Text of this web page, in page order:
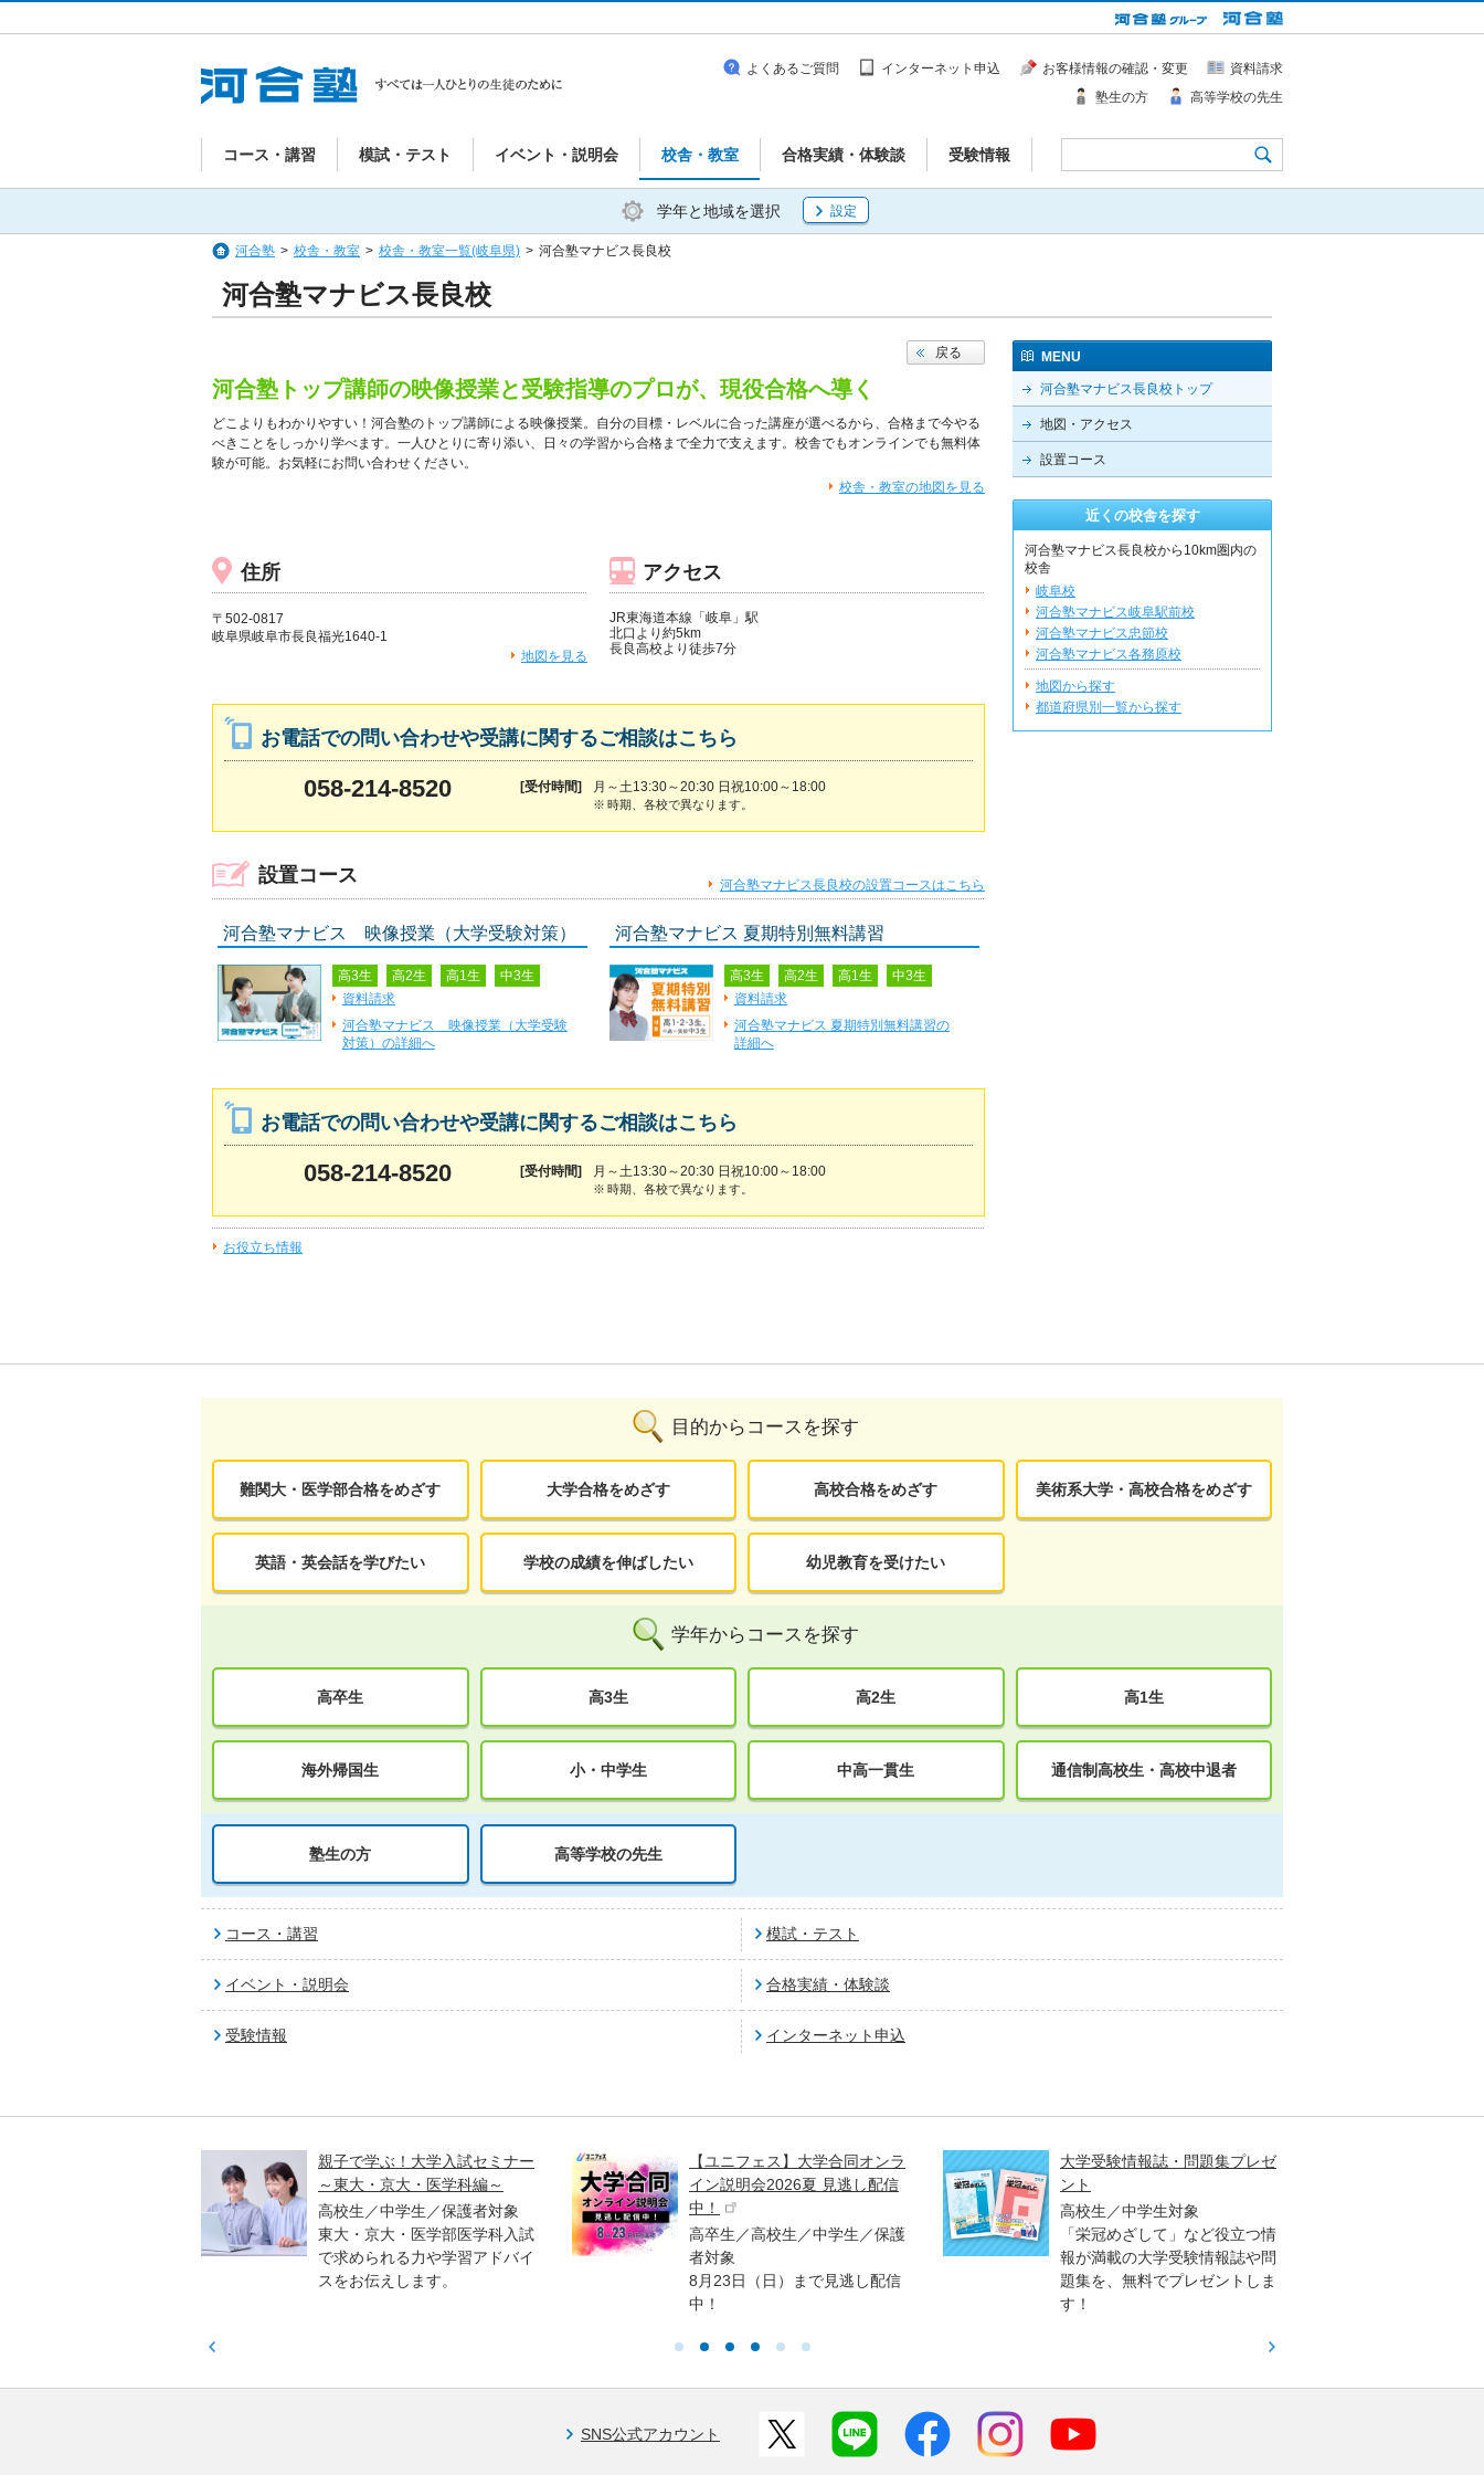
コース・講習 模試・テスト イベント・説明会 校舎・教室 合格実績・体験談 受験情報
よくあるご質問 インターネット申込 お客様情報の確認・変更
資料請求
塾生の方
高等学校の先生
学年と地域を選択 設定
河合塾 > 校舎・教室 > 校舎・教室一覧(岐阜県) > 河合塾マナビス長良校
河合塾マナビス長良校
戻る
河合塾トップ講師の映像授業と受験指導のプロが、現役合格へ導く
どこよりもわかりやすい！河合塾のトップ講師による映像授業。自分の目標・レベルに合った講座が選べるから、合格まで今やる
べきことをしっかり学べます。一人ひとりに寄り添い、日々の学習から合格まで全力で支えます。校舎でもオンラインでも無料体
験が可能。お気軽にお問い合わせください。
校舎・教室の地図を見る
住所
〒502-0817
岐阜県岐阜市長良福光1640-1
地図を見る
アクセス
JR東海道本線「岐阜」駅
北口より約5km
長良高校より徒歩7分
お電話での問い合わせや受講に関するご相談はこちら
058-214-8520 [受付時間] 月～土13:30～20:30 日祝10:00～18:00
※ 時期、各校で異なります。
設置コース 河合塾マナビス長良校の設置コースはこちら
河合塾マナビス 映像授業（大学受験対策）
高3生 高2生 高1生
中3生
資料請求
河合塾マナビス 映像授業（大学受験
対策）の詳細へ
河合塾マナビス 夏期特別無料講習
高3生 高2生 高1生
中3生
資料請求
河合塾マナビス 夏期特別無料講習の
詳細へ
お電話での問い合わせや受講に関するご相談はこちら
058-214-8520 [受付時間] 月～土13:30～20:30 日祝10:00～18:00
※ 時期、各校で異なります。
お役立ち情報
MENU
河合塾マナビス長良校トップ
地図・アクセス
設置コース
近くの校舎を探す
河合塾マナビス長良校から10km圏内の
校舎
岐阜校
河合塾マナビス岐阜駅前校
河合塾マナビス忠節校
河合塾マナビス各務原校
地図から探す
都道府県別一覧から探す
目的からコースを探す
難関大・医学部合格をめざす 大学合格をめざす 高校合格をめざす 美術系大学・高校合格をめざす
英語・英会話を学びたい 学校の成績を伸ばしたい 幼児教育を受けたい
学年からコースを探す
高卒生 高3生 高2生 高1生
海外帰国生 小・中学生 中高一貫生 通信制高校生・高校中退者
塾生の方 高等学校の先生
コース・講習 模試・テスト
イベント・説明会 合格実績・体験談
受験情報 インターネット申込
親子で学ぶ！大学入試セミナー
～東大・京大・医学科編～
高校生／中学生／保護者対象
東大・京大・医学部医学科入試
で求められる力や学習アドバイ
スをお伝えします。
【ユニフェス】大学合同オンラ
イン説明会2026夏 見逃し配信
中！
高卒生／高校生／中学生／保護
者対象
8月23日（日）まで見逃し配信
中！
大学受験情報誌・問題集プレゼ
ント
高校生／中学生対象
「栄冠めざして」など役立つ情
報が満載の大学受験情報誌や問
題集を、無料でプレゼントしま
す！
SNS公式アカウント